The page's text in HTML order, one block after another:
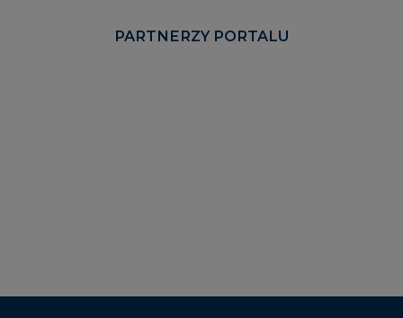
PARTNERZY PORTALU